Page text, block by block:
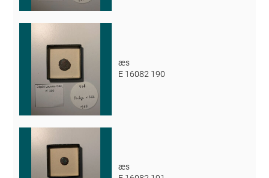
æs
E 16082 190
æs